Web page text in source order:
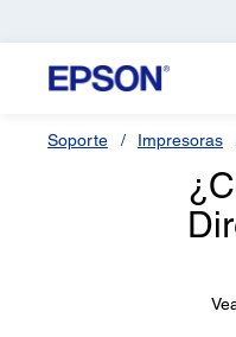
Soporte Impresoras